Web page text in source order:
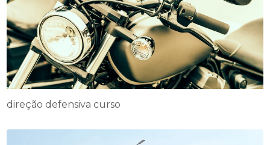
direção defensiva curso